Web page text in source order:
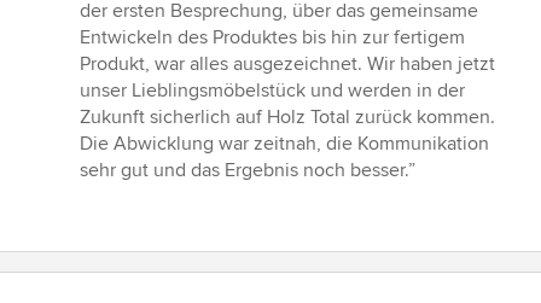
5
von
5
Sternen
der ersten Besprechung, über das gemeinsame
Entwickeln des Produktes bis hin zur fertigem
Produkt, war alles ausgezeichnet. Wir haben jetzt
unser Lieblingsmöbelstück und werden in der
Zukunft sicherlich auf Holz Total zurück kommen.
Die Abwicklung war zeitnah, die Kommunikation
sehr gut und das Ergebnis noch besser.”